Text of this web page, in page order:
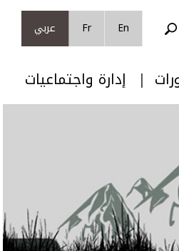
En
Fr عربي
إدارة واجتماعيات